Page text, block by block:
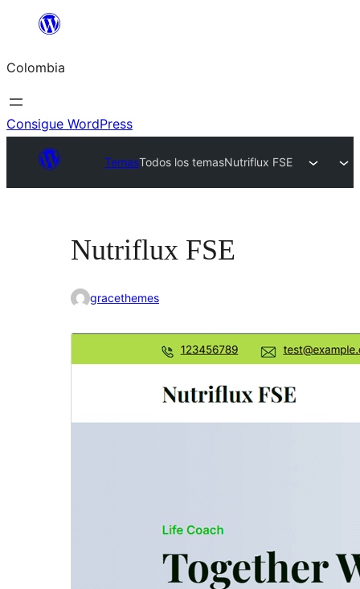
Saltar
contenido
Colombia
Consigue WordPress
TemasTodos los temasNutriflux FSE
Nutriflux FSE
gracethemes